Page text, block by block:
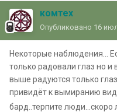
комтех
Опубликовано 16
Некоторые наблюдения...
только радовали глаз но и
выше радуются только
привидёт к вымиранию
бард..терпите люди...скоро